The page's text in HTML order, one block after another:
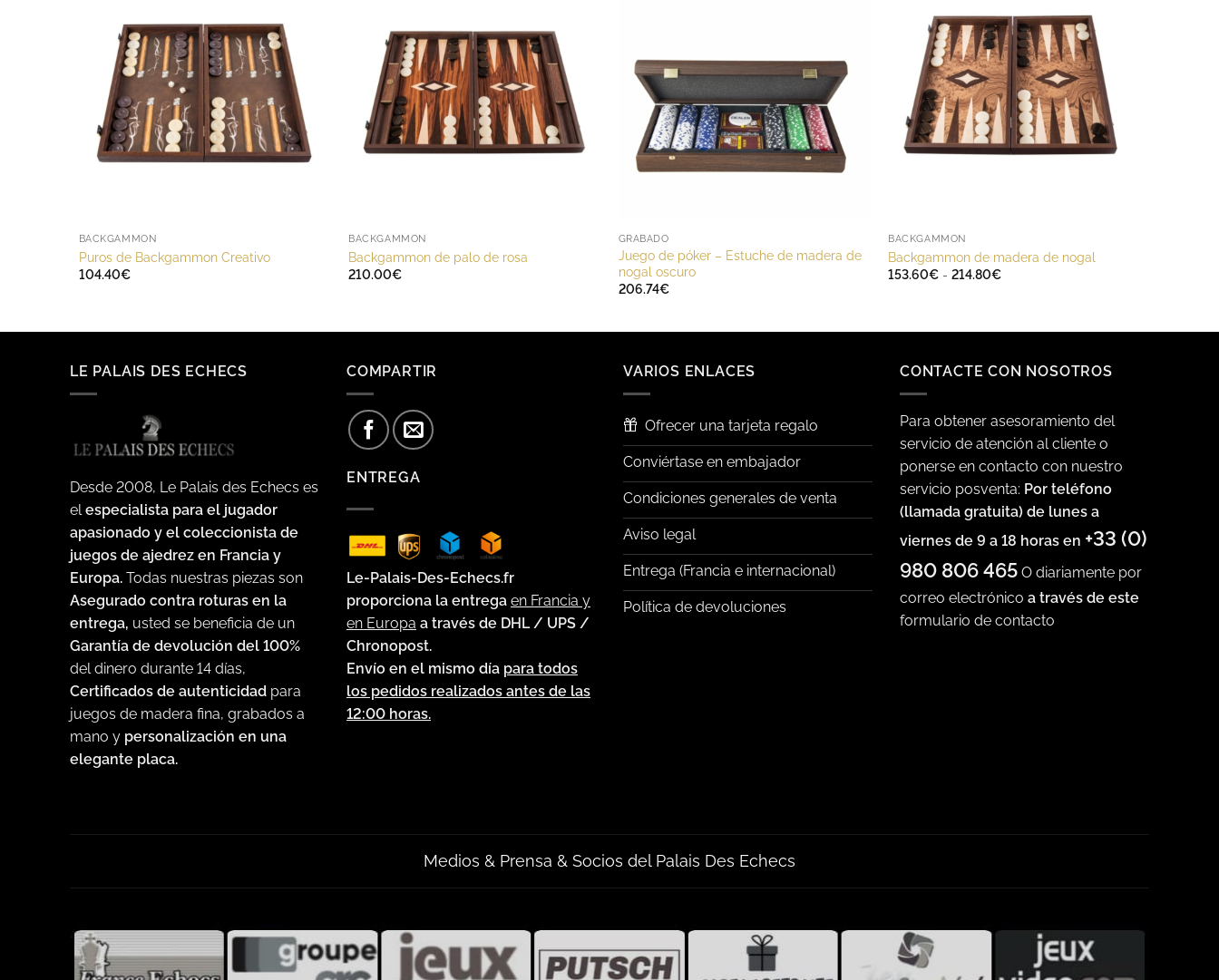
BACKGAMMON
Puros de Backgammon Creativo
104.40€
BACKGAMMON
Backgammon de palo de rosa
210.00€
GRABADO
Juego de póker – Estuche de madera de
nogal oscuro
206.74€
BACKGAMMON
Backgammon de madera de nogal
153.60€ - 214.80€Rango
hasta
LE PALAIS DES ECHECS
Desde 2008, Le Palais des Echecs es
elespecialista para el jugador
apasionado y el coleccionista de
juegos de ajedrez en Francia y
Europa. Todas nuestras piezas son
Asegurado contra roturas en la
entrega, usted se beneficia de un
Garantía de devolución del 100%
del dinero durante 14 días,
Certificados de autenticidad para
juegos de madera fina, grabados a
mano y personalización en una
elegante placa.
COMPARTIR
ENTREGA
Le-Palais-Des-Echecs.fr
proporciona la entrega en Francia y
en Europa a través de DHL / UPS /
Chronopost.
Envío en el mismo día para todos
los pedidos realizados antes de las
12:00 horas.
VARIOS ENLACES
Ofrecer una tarjeta regalo
Conviértase en embajador
Condiciones generales de venta
Aviso legal
Entrega (Francia e internacional)
Política de devoluciones
CONTACTE CON NOSOTROS
Para obtener asesoramiento del
servicio de atención al cliente o
ponerse en contacto con nuestro
servicio posventa: Por teléfono
(llamada gratuita) de lunes a
viernes de 9 a 18 horas en +33 (0)
980 806 465 O diariamente por
correo electrónico a través de este
formulario de contacto
Medios & Prensa & Socios del Palais Des Echecs